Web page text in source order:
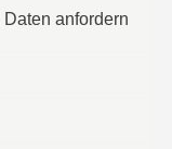
anfordern